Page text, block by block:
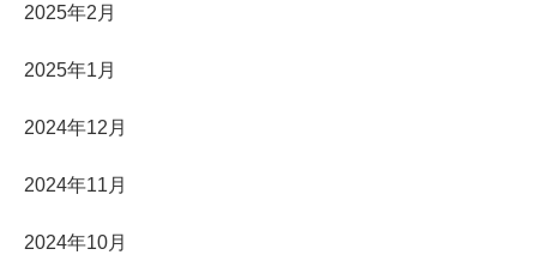
2025年2月
2025年1月
2024年12月
2024年11月
2024年10月